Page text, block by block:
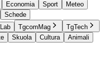
Economia Sport
Meteo
Schede
TgcomMag
TgTech
Skuola Cultura
Animali